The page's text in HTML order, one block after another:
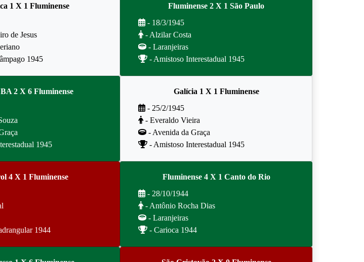
1 X 1 Fluminense
de Jesus
1945
Fluminense 2 X 1 São Paulo
- 18/3/1945
- Alzilar Costa
- Laranjeiras
- Amistoso Interestadual 1945
2 X 6 Fluminense
1945
Galícia 1 X 1 Fluminense
- 25/2/1945
- Everaldo Vieira
- Avenida da Graça
- Amistoso Interestadual 1945
4 X 1 Fluminense
1944
Fluminense 4 X 1 Canto do Rio
- 28/10/1944
- Antônio Rocha Dias
- Laranjeiras
- Carioca 1944